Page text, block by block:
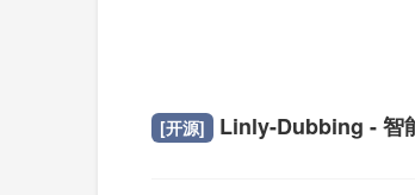
[开源] Linly-Dubbing - 智